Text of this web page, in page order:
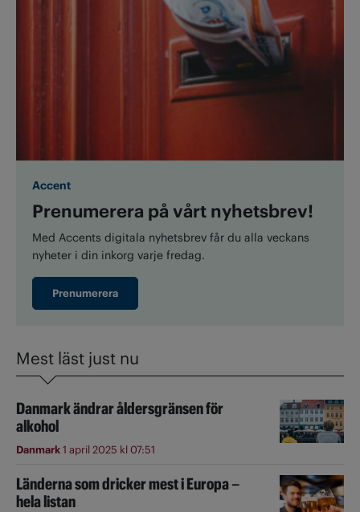
Accent
Prenumerera på vårt nyhetsbrev!
Med Accents digitala nyhetsbrev får du alla veckans
nyheter i din inkorg varje fredag.
Prenumerera
Mest läst just nu
Danmark ändrar åldersgränsen för
alkohol
Danmark1 april 2025 kl 07:51
Länderna som dricker mest i Europa –
hela listan